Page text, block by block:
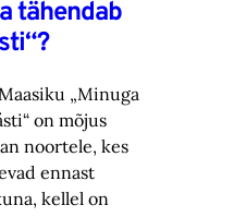
tähendab
„Minuga
on mõjus
noortele, kes
ennast
‎kellel on